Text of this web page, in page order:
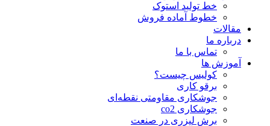
خط تولید استوک
خطوط آماده فروش
مقالات
درباره ما
تماس با ما
آموزش ها
کولیس چیست؟
برقو کاری
جوشکاری مقاومتی نقطه‌ای
جوشکاری co2
برش لیزری در صنعت